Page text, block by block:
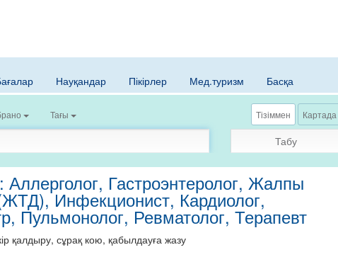
Науқандар Пікірлер Мед.туризм Басқа
Тағы Тізіммен Картада
Табу
Аллерголог, Гастроэнтеролог, Жалпы
(ЖТД), Инфекционист, Кардиолог,
Пульмонолог, Ревматолог, Терапевт
қалдыру, сұрақ кою, қабылдауға жазу